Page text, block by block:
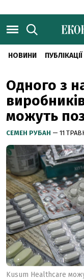
НОВИНИ ПУБЛІКАЦІЇ
Одного з
можуть
СЕМЕН РУБАН — 11
Kusum Healthcare